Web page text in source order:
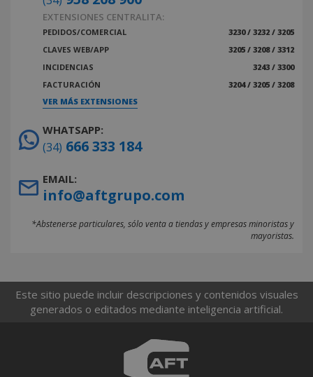
EXTENSIONES CENTRALITA:
PEDIDOS/COMERCIAL
3230 / 3232 / 3205
CLAVES WEB/APP
3205 / 3208 / 3312
INCIDENCIAS
3243 / 3300
FACTURACIÓN
3204 / 3205 / 3208
VER MÁS EXTENSIONES
WHATSAPP:
(34) 666 333 184
EMAIL:
info@aftgrupo.com
*Abstenerse particulares, sólo venta a tiendas y empresas minoristas y
mayoristas.
Este sitio puede incluir descripciones y contenidos visuales
generados o editados mediante inteligencia artificial.